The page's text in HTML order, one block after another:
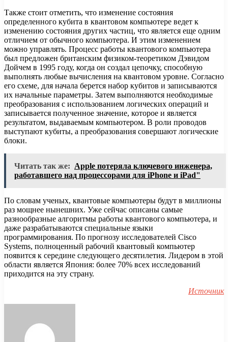
Также стоит отметить, что изменение состояния
определенного кубита в квантовом компьютере ведет к
изменению состояния других частиц, что является еще одним
отличием от обычного компьютера. И этим изменением
можно управлять. Процесс работы квантового компьютера
был предложен британским физиком-теоретиком Дэвидом
Дойчем в 1995 году, когда он создал цепочку, способную
выполнять любые вычисления на квантовом уровне. Согласно
его схеме, для начала берется набор кубитов и записываются
их начальные параметры. Затем выполняются необходимые
преобразования с использованием логических операций и
записывается полученное значение, которое и является
результатом, выдаваемым компьютером. В роли проводов
выступают кубиты, а преобразования совершают логические
блоки.
Читать так же: Apple потеряла ключевого инженера,
работавшего над процессорами для iPhone и iPad"
По словам ученых, квантовые компьютеры будут в миллионы
раз мощнее нынешних. Уже сейчас описаны самые
разнообразные алгоритмы работы квантового компьютера, и
даже разрабатываются специальные языки
программирования. По прогнозу исследователей Cisco
Systems, полноценный рабочий квантовый компьютер
появится к середине следующего десятилетия. Лидером в этой
области является Япония: более 70% всех исследований
приходится на эту страну.
Источник